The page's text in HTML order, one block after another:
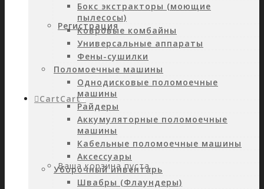
Регистрация
CartCart0
Ваша корзина пуста.
Бокс экстракторы (моющие
пылесосы)
Ковровые комбайны
Универсальные аппараты
Фены-сушилки
Поломоечные машины
Однодисковые поломоечные
машины
Райдеры
Аккумуляторные поломоечные
машины
Кабельные поломоечные машины
Аксессуары
Уборочный инвентарь
Швабры (Флаундеры)